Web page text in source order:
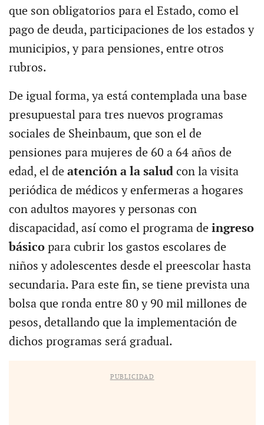
que son obligatorios para el Estado, como el
pago de deuda, participaciones de los estados y
municipios, y para pensiones, entre otros
rubros.
De igual forma, ya está contemplada una base
presupuestal para tres nuevos programas
sociales de Sheinbaum, que son el de
pensiones para mujeres de 60 a 64 años de
edad, el deatención a la saludcon la visita
periódica de médicos y enfermeras a hogares
con adultos mayores y personas con
discapacidad, así como el programa deingreso
básico para cubrir los gastos escolares de
niños y adolescentes desde el preescolar hasta
secundaria. Para este fin, se tiene prevista una
bolsa que ronda entre 80 y 90 mil millones de
pesos, detallando que la implementación de
dichos programas será gradual.
PUBLICIDAD